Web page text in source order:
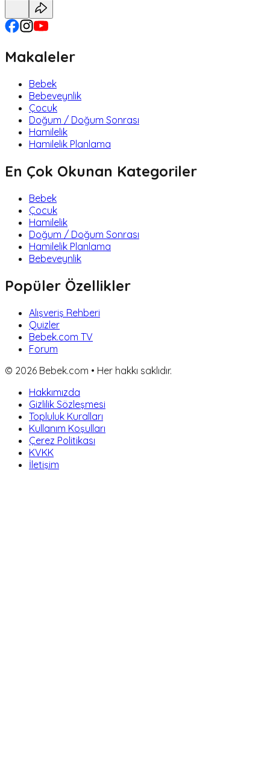
Makaleler
Bebek
Bebeveynlik
Çocuk
Doğum / Doğum Sonrası
Hamilelik
Hamilelik Planlama
En Çok Okunan Kategoriler
Bebek
Çocuk
Hamilelik
Doğum / Doğum Sonrası
Hamilelik Planlama
Bebeveynlik
Popüler Özellikler
Alışveriş Rehberi
Quizler
Bebek.com TV
Forum
© 2026 Bebek.com • Her hakkı saklıdır.
Hakkımızda
Gizlilik Sözleşmesi
Topluluk Kuralları
Kullanım Koşulları
Çerez Politikası
KVKK
İletişim